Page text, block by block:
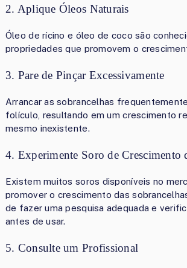
2. Aplique Óleos Naturais
Óleo de rícino e óleo de coco são
propriedades que promovem o
3. Pare de Pinçar Excessivamente
Arrancar as sobrancelhas
folículo, resultando em um crescimento
mesmo inexistente.
4. Experimente Soro de Crescimento
Existem muitos soros disponíveis no
promover o crescimento das
de fazer uma pesquisa adequada e
antes de usar.
5. Consulte um Profissional